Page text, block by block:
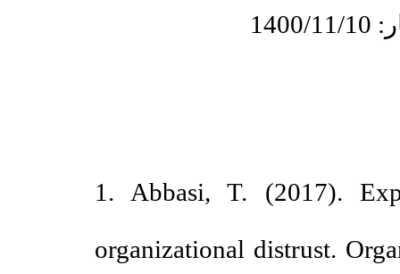
1. Abbasi, T. (2017).
organizational distrust.